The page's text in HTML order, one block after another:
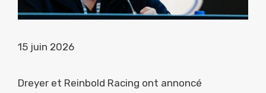
15 juin 2026
Dreyer et Reinbold Racing ont annoncé